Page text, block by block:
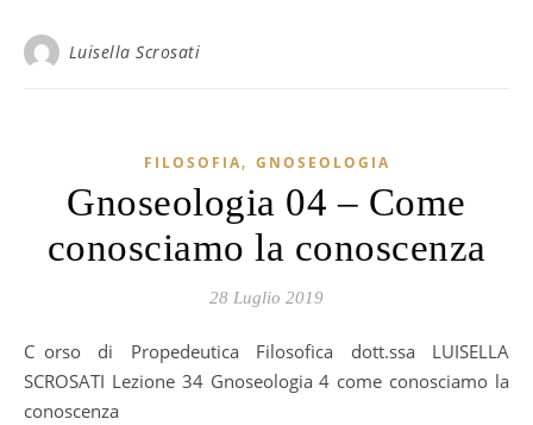
Luisella Scrosati
FILOSOFIA, GNOSEOLOGIA
Gnoseologia 04 – Come
conosciamo la conoscenza
28 Luglio 2019
Corso di Propedeutica Filosofica dott.ssa LUISELLA
SCROSATI Lezione 34 Gnoseologia 4 come conosciamo la
conoscenza